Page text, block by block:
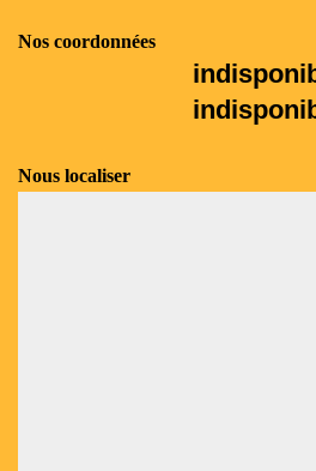
Nos coordonnées
Nous localiser